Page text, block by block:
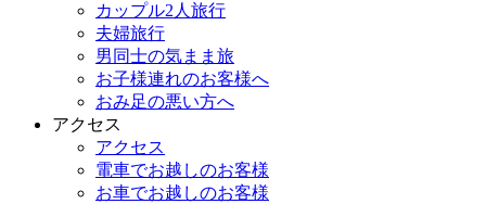
カップル2人旅行
夫婦旅行
男同士の気まま旅
お子様連れのお客様へ
おみ足の悪い方へ
アクセス
アクセス
電車でお越しのお客様
お車でお越しのお客様